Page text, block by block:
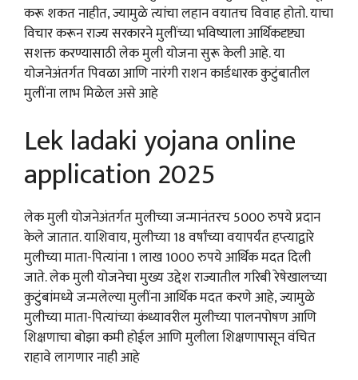
करू शकत नाहीत, ज्यामुळे त्यांचा लहान वयातच विवाह होतो. याचा
विचार करून राज्य सरकारने मुलींच्या भविष्याला आर्थिकदृष्ट्या
सशक्त करण्यासाठी लेक मुली योजना सुरू केली आहे. या
योजनेअंतर्गत पिवळा आणि नारंगी राशन कार्डधारक कुटुंबातील
मुलींना लाभ मिळेल असे आहे
Lek ladaki yojana online
application 2025
लेक मुली योजनेअंतर्गत मुलीच्या जन्मानंतरच 5000 रुपये प्रदान
केले जातात. याशिवाय, मुलीच्या 18 वर्षांच्या वयापर्यंत हप्त्याद्वारे
मुलीच्या माता-पित्यांना 1 लाख 1000 रुपये आर्थिक मदत दिली
जाते. लेक मुली योजनेचा मुख्य उद्देश राज्यातील गरिबी रेषेखालच्या
कुटुंबांमध्ये जन्मलेल्या मुलींना आर्थिक मदत करणे आहे, ज्यामुळे
मुलीच्या माता-पित्यांच्या कंध्यावरील मुलीच्या पालनपोषण आणि
शिक्षणाचा बोझा कमी होईल आणि मुलीला शिक्षणापासून वंचित
राहावे लागणार नाही आहे